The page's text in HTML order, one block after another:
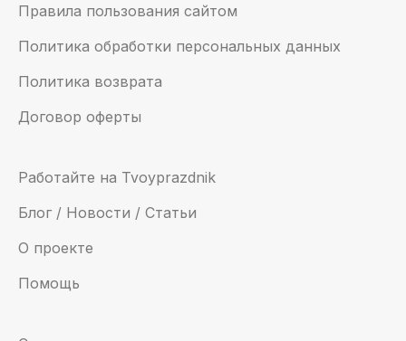
Правила пользования сайтом
Политика обработки персональных данных
Политика возврата
Договор оферты
Работайте на Tvoyprazdnik
Блог / Новости / Статьи
О проекте
Помощь